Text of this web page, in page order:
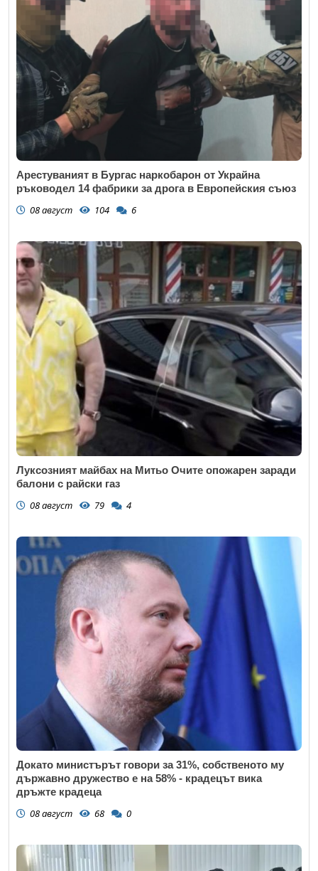
Арестуваният в Бургас наркобарон от Украйна
ръководел 14 фабрики за дрога в Европейския съюз
08 август 104 6
Луксозният майбах на Митьо Очите опожарен заради
балони с райски газ
08 август 79 4
Докато министърът говори за 31%, собственото му
държавно дружество е на 58% - крадецът вика
дръжте крадеца
08 август 68 0